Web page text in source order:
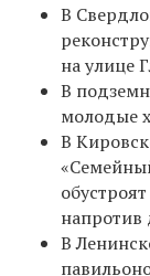
В
на улице
В
молодые
В
В